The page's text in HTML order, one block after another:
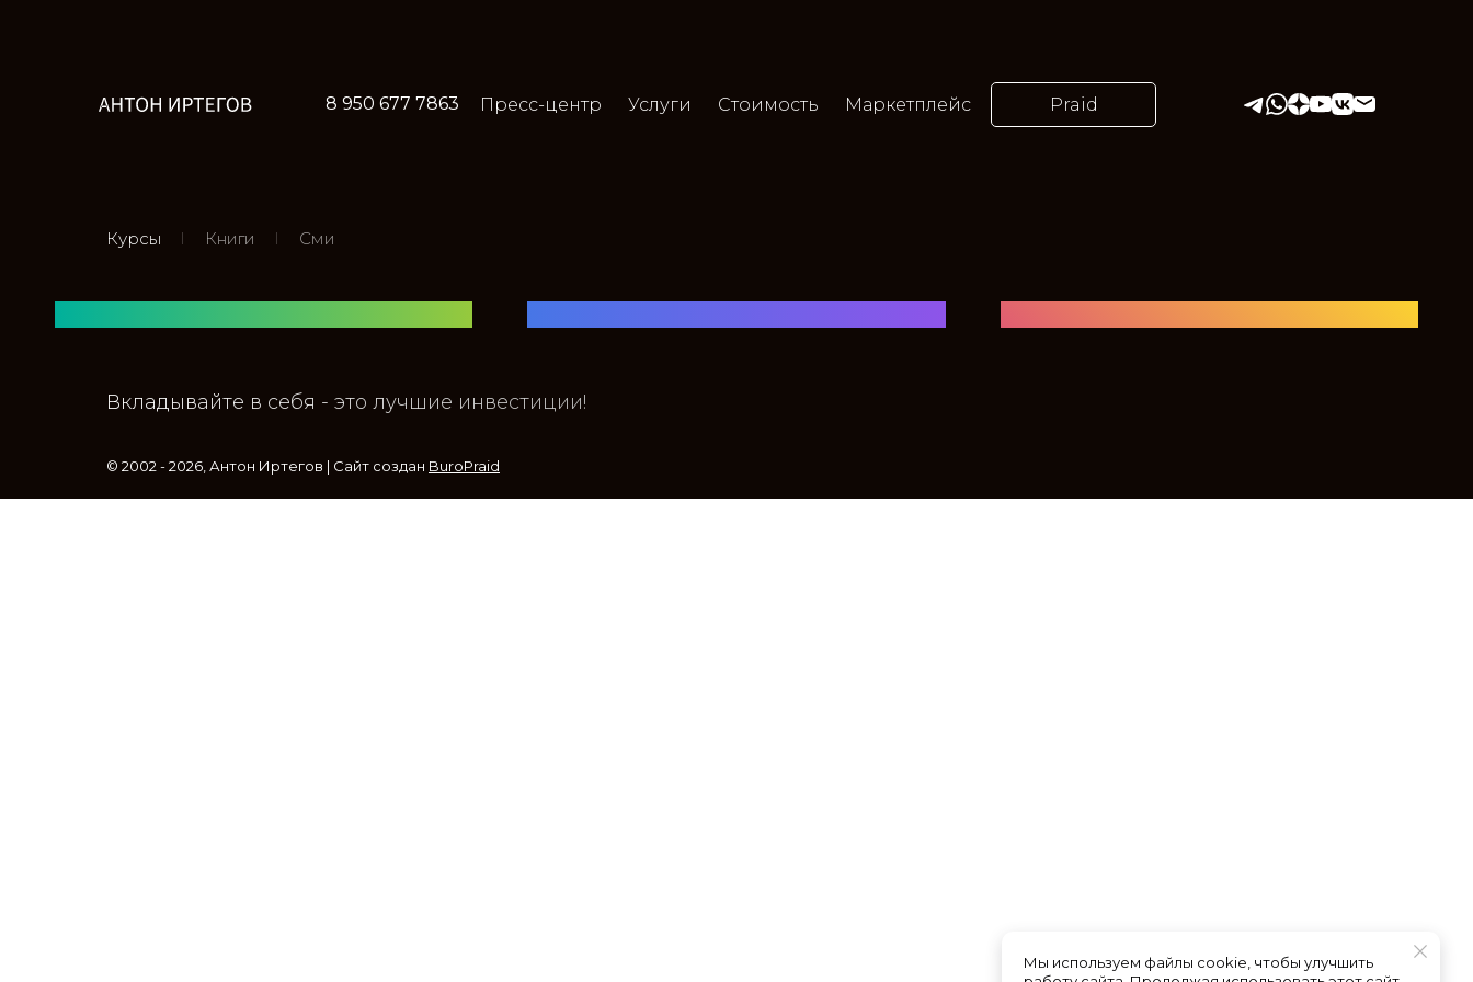
8 950 677 7863 Пресс-центр Услуги Стоимость Маркетплейс Praid
Курсы Книги Сми
семинары, мастер
классы
Подробнее →
Вкладывайте в себя - это лучшие инвестиции!
© 2002 - 2026, Антон Иртегов | Cайт создан BuroPraid
Мы используем файлы cookie, чтобы улучшить